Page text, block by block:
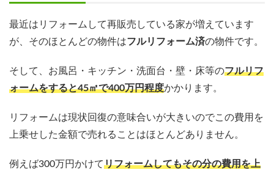
最近はリフォームして再販売している家が増えています
が、そのほとんどの物件はフルリフォーム済の物件です。
そして、お風呂・キッチン・洗面台・壁・床等のフルリフ
ォームをすると45㎡で400万円程度かかります。
リフォームは現状回復の意味合いが大きいのでこの費用を
上乗せした金額で売れることはほとんどありません。
例えば300万円かけてリフォームしてもその分の費用を上